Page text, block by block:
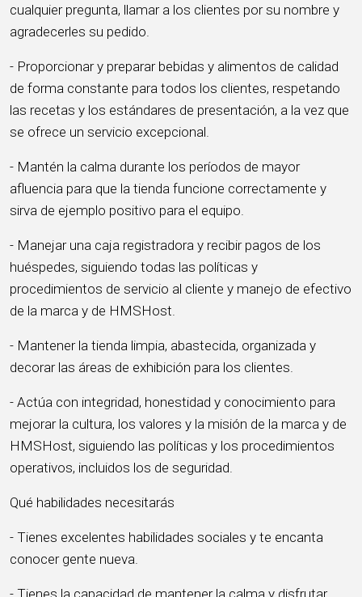
cualquier pregunta, llamar a los clientes por su nombre y
agradecerles su pedido.
- Proporcionar y preparar bebidas y alimentos de calidad
de forma constante para todos los clientes, respetando
las recetas y los estándares de presentación, a la vez que
se ofrece un servicio excepcional.
- Mantén la calma durante los períodos de mayor
afluencia para que la tienda funcione correctamente y
sirva de ejemplo positivo para el equipo.
- Manejar una caja registradora y recibir pagos de los
huéspedes, siguiendo todas las políticas y
procedimientos de servicio al cliente y manejo de efectivo
de la marca y de HMSHost.
- Mantener la tienda limpia, abastecida, organizada y
decorar las áreas de exhibición para los clientes.
- Actúa con integridad, honestidad y conocimiento para
mejorar la cultura, los valores y la misión de la marca y de
HMSHost, siguiendo las políticas y los procedimientos
operativos, incluidos los de seguridad.
Qué habilidades necesitarás
- Tienes excelentes habilidades sociales y te encanta
conocer gente nueva.
- Tienes la capacidad de mantener la calma y disfrutar